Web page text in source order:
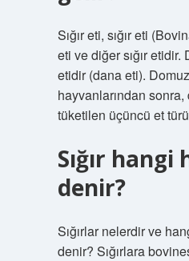
Sığır eti, sığır eti
eti ve diğer sığır etidir.
etidir (dana eti).
hayvanlarından
tüketilen üçüncü et
Sığır hangi
denir?
Sığırlar nelerdir ve
denir? Sığırlara